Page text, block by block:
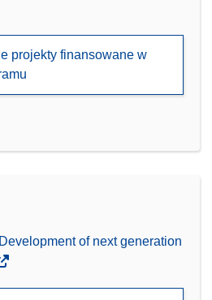
projekty finansowane w
of next generation